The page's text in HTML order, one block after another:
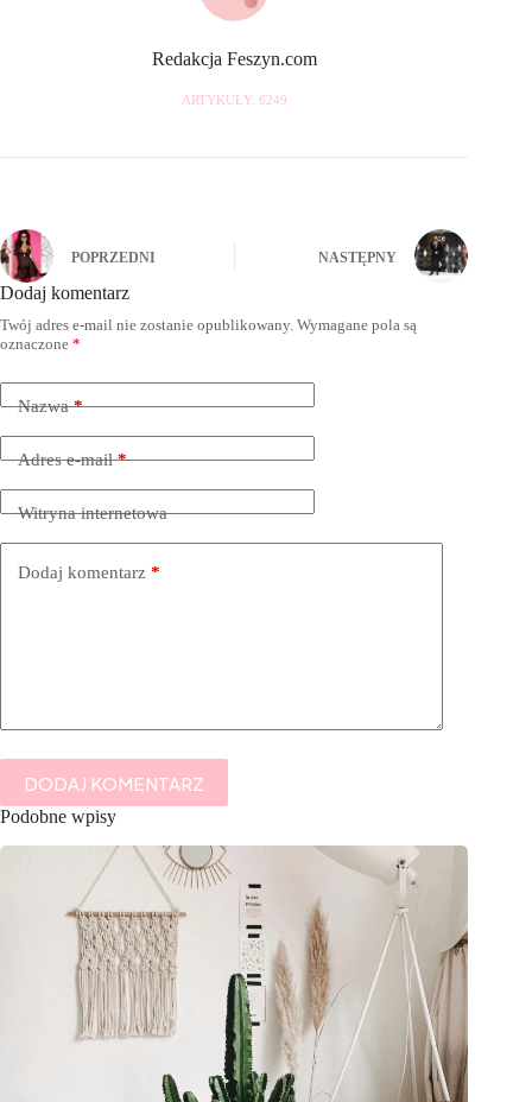
Redakcja Feszyn.com
ARTYKUŁY: 6249
POPRZEDNI NASTĘPNY
Dodaj komentarz
Twój adres e-mail nie zostanie opublikowany. Wymagane pola są
oznaczone *
Nazwa*
Adres e-mail*
Witryna internetowa
Dodaj komentarz *
DODAJ KOMENTARZ
Podobne wpisy